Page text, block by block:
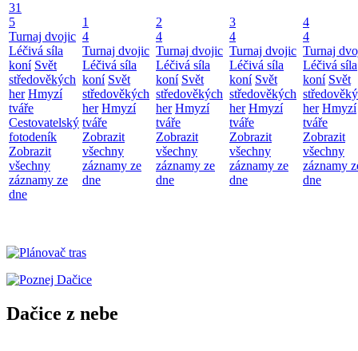
31
5
Turnaj dvojic
Léčivá síla
koní Svět
středověkých
her Hmyzí
tváře
Cestovatelský
fotodeník
Zobrazit
všechny
záznamy ze
dne
1
4
Turnaj dvojic
Léčivá síla
koní Svět
středověkých
her Hmyzí
tváře
Zobrazit
všechny
záznamy ze
dne
2
4
Turnaj dvojic
Léčivá síla
koní Svět
středověkých
her Hmyzí
tváře
Zobrazit
všechny
záznamy ze
dne
3
4
Turnaj dvojic
Léčivá síla
koní Svět
středověkých
her Hmyzí
tváře
Zobrazit
všechny
záznamy ze
dne
4
4
Turnaj
Léčivá síla
koní Svět
her Hmyzí
tváře
Zobrazit
všechny
záznamy
dne
Dačice z nebe